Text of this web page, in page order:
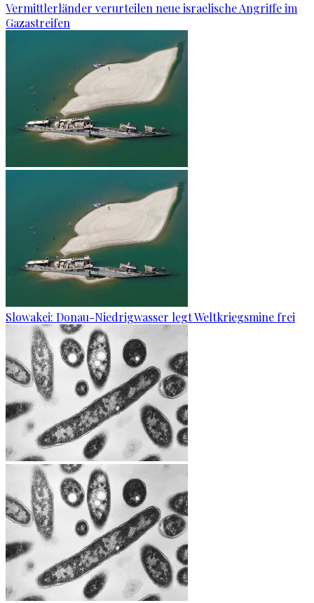
Vermittlerländer verurteilen neue israelische Angriffe im
Gazastreifen
Slowakei: Donau-Niedrigwasser legt Weltkriegsmine frei